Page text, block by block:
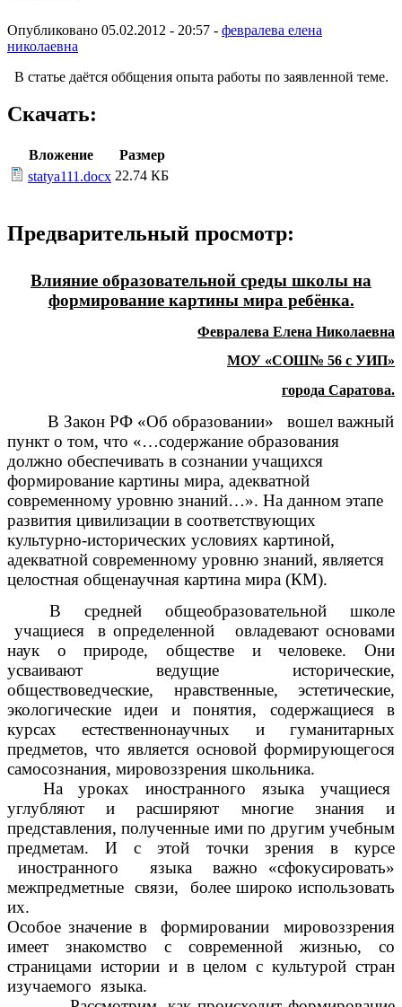
Опубликовано 05.02.2012 - 20:57 - февралева елена
николаевна
В статье даётся оббщения опыта работы по заявленной теме.
Скачать:
Вложение
Размер
statya111.docx 22.74 КБ
Предварительный просмотр:
Влияние образовательной среды школы на
формирование картины мира ребёнка.
Февралева Елена Николаевна
МОУ «СОШ№ 56 с УИП»
города Саратова.
В Закон РФ «Об образовании» вошел важный
пункт о том, что «…содержание образования
должно обеспечивать в сознании учащихся
формирование картины мира, адекватной
современному уровню знаний…». На данном этапе
развития цивилизации в соответствующих
культурно-исторических условиях картиной,
адекватной современному уровню знаний, является
целостная общенаучная картина мира (КМ).
В средней общеобразовательной школе
учащиеся в определенной овладевают основами
наук о природе, обществе и человеке. Они
усваивают ведущие исторические,
обществоведческие, нравственные, эстетические,
экологические идеи и понятия, содержащиеся в
курсах естественнонаучных и гуманитарных
предметов, что является основой формирующегося
самосознания, мировоззрения школьника.
На уроках иностранного языка учащиеся
углубляют и расширяют многие знания и
представления, полученные ими по другим учебным
предметам. И с этой точки зрения в курсе
иностранного языка важно «сфокусировать»
межпредметные связи, более широко использовать
их.
Особое значение в формировании мировоззрения
имеет знакомство с современной жизнью, со
страницами истории и в целом с культурой стран
изучаемого языка.